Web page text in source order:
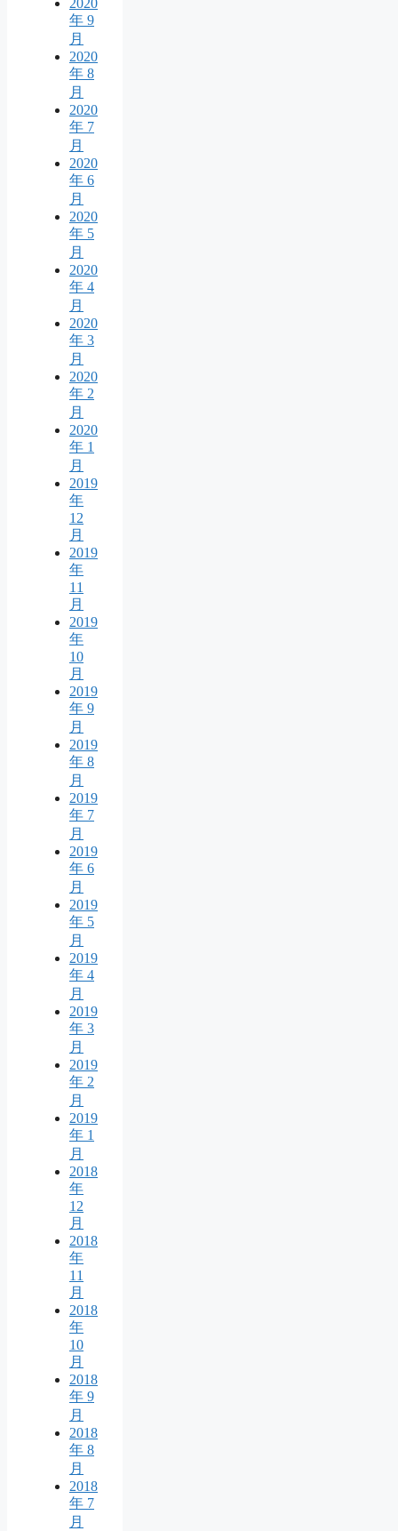
2020
年 9
月
2020
年 8
月
2020
年 7
月
2020
年 6
月
2020
年 5
月
2020
年 4
月
2020
年 3
月
2020
年 2
月
2020
年 1
月
2019
年
12
月
2019
年
11
月
2019
年
10
月
2019
年 9
月
2019
年 8
月
2019
年 7
月
2019
年 6
月
2019
年 5
月
2019
年 4
月
2019
年 3
月
2019
年 2
月
2019
年 1
月
2018
年
12
月
2018
年
11
月
2018
年
10
月
2018
年 9
月
2018
年 8
月
2018
年 7
月